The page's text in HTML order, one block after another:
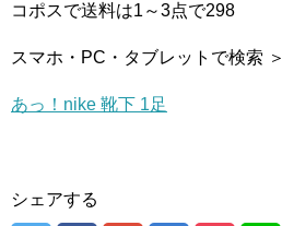
コポスで送料は1～3点で298
スマホ・PC・タブレットで検索 ＞
あっ！nike 靴下 1足
シェアする